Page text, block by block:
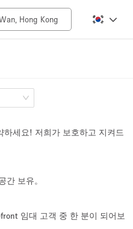
5000+ sq ft
세요! 저희가 보호하고 지켜드
간 보유。
임대 고객 중 한 분이 되어보